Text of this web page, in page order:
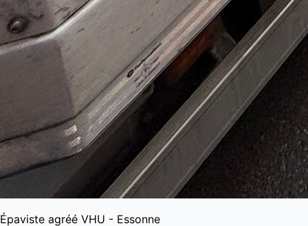
Épaviste agréé VHU - Essonne